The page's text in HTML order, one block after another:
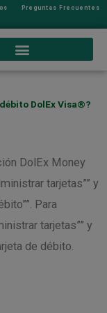
Preguntas Frecuentes
DolEx Visa®?
DolEx Money
tarjetas”” y
Para
tarjetas”” y
de débito.